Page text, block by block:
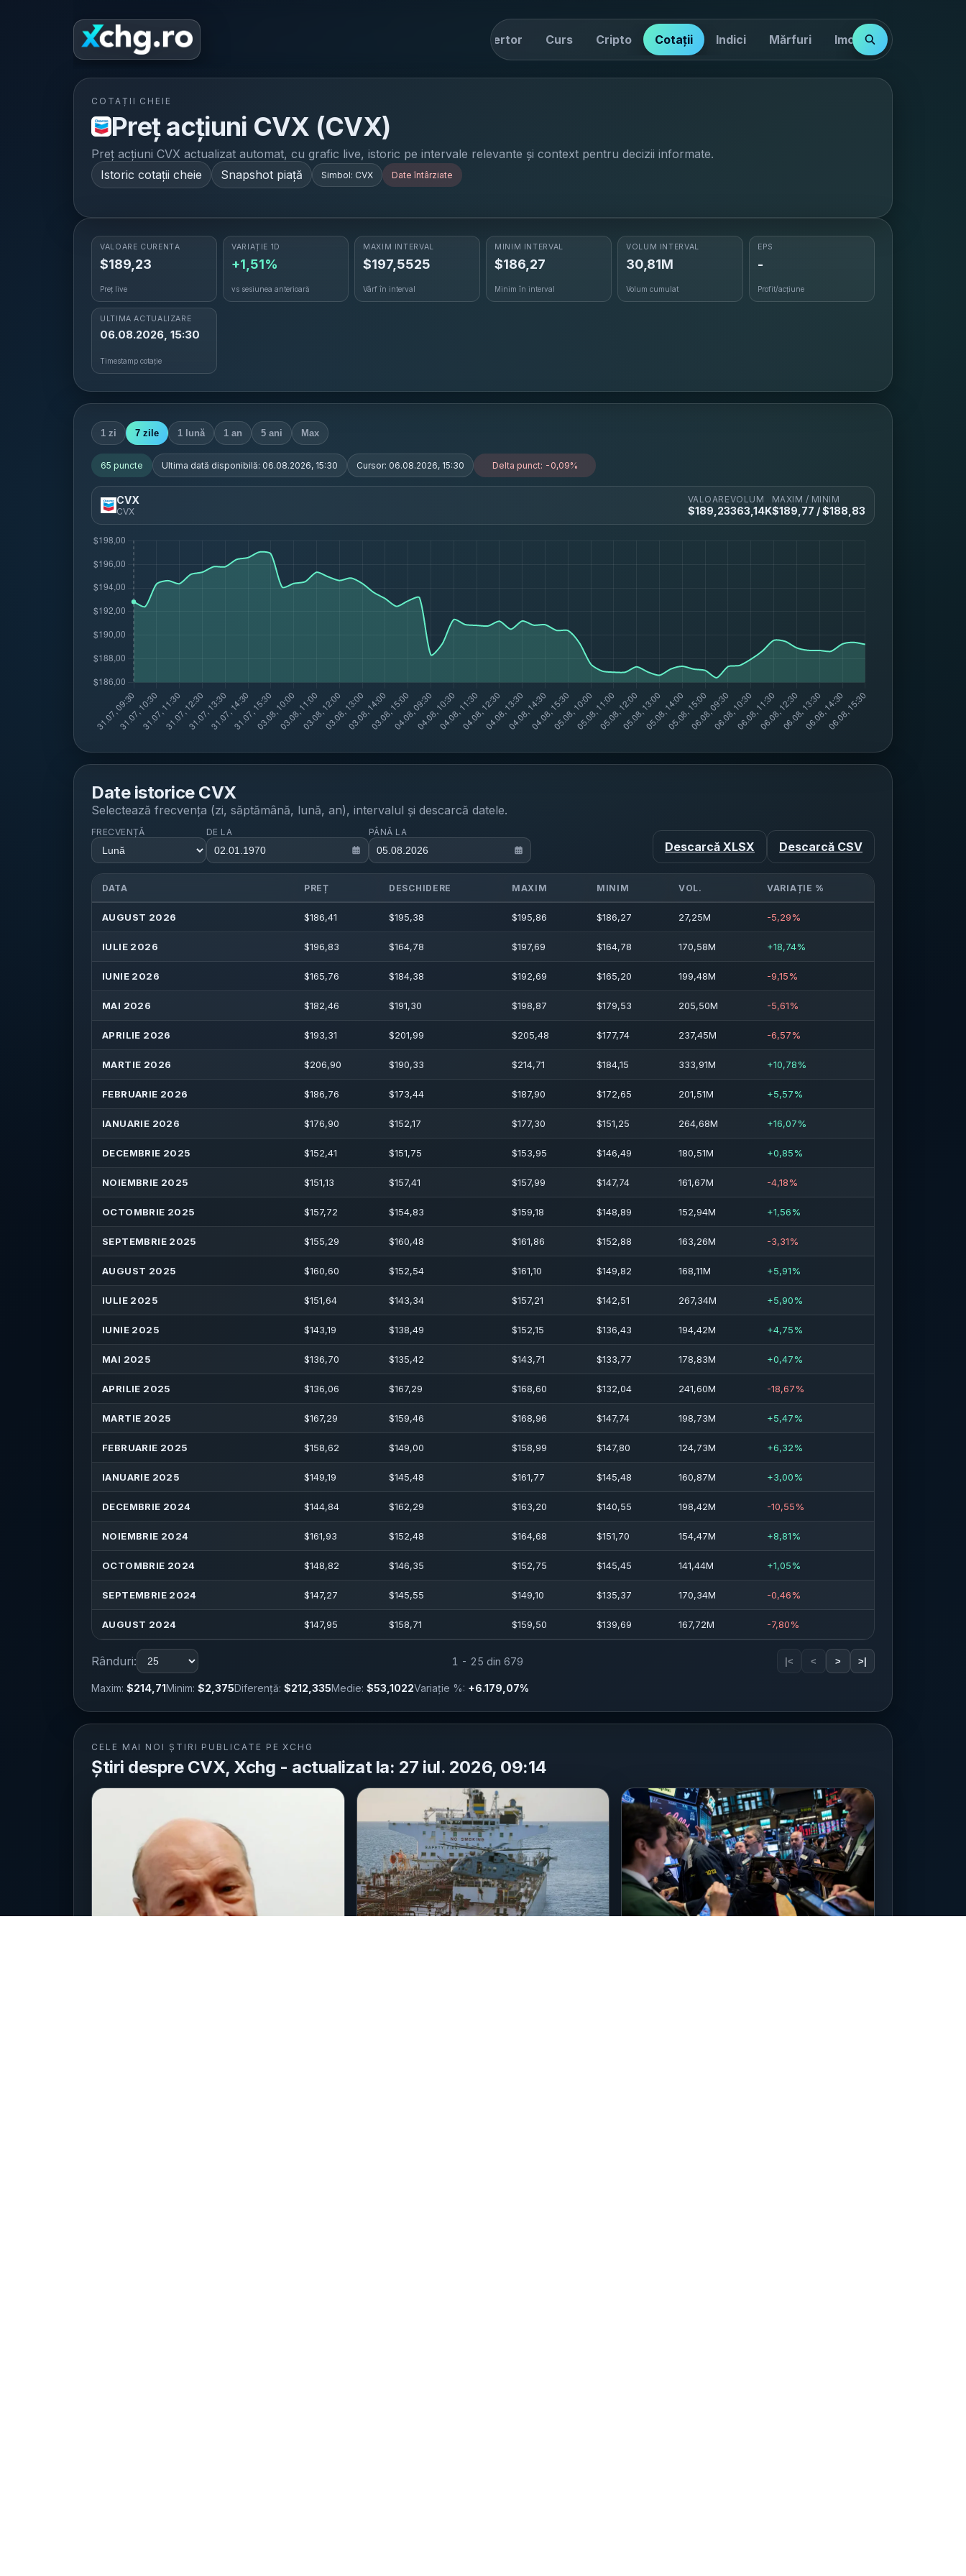
Convertor Curs Cripto Cotații Indici Mărfuri Imobiliare
COTAȚII CHEIE
Preț acțiuni CVX (CVX)
Preț acțiuni CVX actualizat automat, cu grafic live, istoric pe intervale relevante și context pentru decizii informate.
Istoric cotații cheie
Snapshot piață Simbol: CVX Date întârziate
VALOARE CURENTĂ
$189,23
Preț live
VARIAȚIE 1D
+1,51%
vs sesiunea anterioară
MAXIM INTERVAL
$197,5525
Vârf în interval
MINIM INTERVAL
$186,27
Minim în interval
VOLUM INTERVAL
30,81M
Volum cumulat
EPS
-
Profit/acțiune
ULTIMA ACTUALIZARE
06.08.2026, 15:30
Timestamp cotație
1 zi 7 zile 1 lună 1 an 5 ani Max
65 puncte Ultima dată disponibilă: 06.08.2026, 15:30 Cursor: 06.08.2026, 15:30 Delta punct: -0,09%
CVX
CVX
VALOARE
$189,23
VOLUM
363,14K
MAXIM / MINIM
$189,77 / $188,83
Date istorice CVX
Selectează frecvența (zi, săptămână, lună, an), intervalul și descarcă datele.
FRECVENȚĂ DE LA PÂNĂ LA
Descarcă XLSX Descarcă CSV
DATA PREȚ DESCHIDERE MAXIM MINIM VOL. VARIAȚIE %
AUGUST 2026 $186,41 $195,38 $195,86 $186,27 27,25M -5,29%
IULIE 2026 $196,83 $164,78 $197,69 $164,78 170,58M +18,74%
IUNIE 2026 $165,76 $184,38 $192,69 $165,20 199,48M -9,15%
MAI 2026 $182,46 $191,30 $198,87 $179,53 205,50M -5,61%
APRILIE 2026 $193,31 $201,99 $205,48 $177,74 237,45M -6,57%
MARTIE 2026 $206,90 $190,33 $214,71 $184,15 333,91M +10,78%
FEBRUARIE 2026 $186,76 $173,44 $187,90 $172,65 201,51M +5,57%
IANUARIE 2026 $176,90 $152,17 $177,30 $151,25 264,68M +16,07%
DECEMBRIE 2025 $152,41 $151,75 $153,95 $146,49 180,51M +0,85%
NOIEMBRIE 2025 $151,13 $157,41 $157,99 $147,74 161,67M -4,18%
OCTOMBRIE 2025 $157,72 $154,83 $159,18 $148,89 152,94M +1,56%
SEPTEMBRIE 2025 $155,29 $160,48 $161,86 $152,88 163,26M -3,31%
AUGUST 2025 $160,60 $152,54 $161,10 $149,82 168,11M +5,91%
IULIE 2025 $151,64 $143,34 $157,21 $142,51 267,34M +5,90%
IUNIE 2025 $143,19 $138,49 $152,15 $136,43 194,42M +4,75%
MAI 2025 $136,70 $135,42 $143,71 $133,77 178,83M +0,47%
APRILIE 2025 $136,06 $167,29 $168,60 $132,04 241,60M -18,67%
MARTIE 2025 $167,29 $159,46 $168,96 $147,74 198,73M +5,47%
FEBRUARIE 2025 $158,62 $149,00 $158,99 $147,80 124,73M +6,32%
IANUARIE 2025 $149,19 $145,48 $161,77 $145,48 160,87M +3,00%
DECEMBRIE 2024 $144,84 $162,29 $163,20 $140,55 198,42M -10,55%
NOIEMBRIE 2024 $161,93 $152,48 $164,68 $151,70 154,47M +8,81%
OCTOMBRIE 2024 $148,82 $146,35 $152,75 $145,45 141,44M +1,05%
SEPTEMBRIE 2024 $147,27 $145,55 $149,10 $135,37 170,34M -0,46%
AUGUST 2024 $147,95 $158,71 $159,50 $139,69 167,72M -7,80%
Rânduri: 1 - 25 din 679 |< < > >|
Maxim: $214,71Minim: $2,375Diferență: $212,335Medie: $53,1022Variație %: +6.179,07%
CELE MAI NOI ȘTIRI PUBLICATE PE XCHG
Știri despre CVX, Xchg - actualizat la: 27 iul. 2026, 09:14